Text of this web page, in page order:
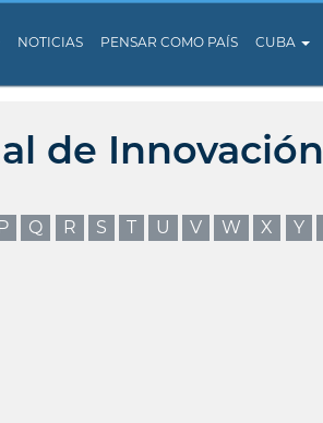
NOTICIAS PENSAR COMO PAÍS CUBA
de Innovación
P Q R S T U V W X Y